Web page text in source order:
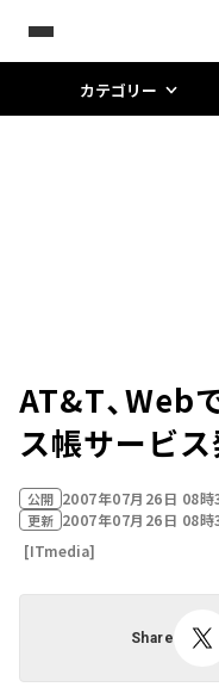
カテゴリー
AT&T、Web
ス帳サービ
公開 2007年07月26日 08時
更新 2007年07月26日 08時
[ITmedia]
Share